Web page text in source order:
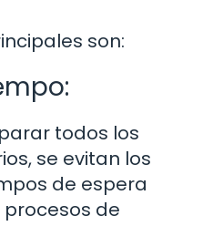
son:
todos los
se evitan los
de espera
de